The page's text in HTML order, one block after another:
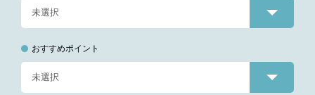
おすすめポイント